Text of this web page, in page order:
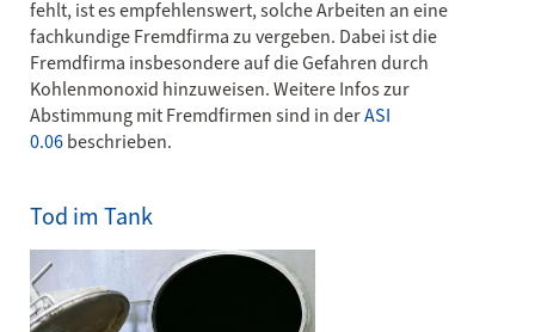
fehlt, ist es empfehlenswert, solche Arbeiten an eine
fachkundige Fremdfirma zu vergeben. Dabei ist die
Fremdfirma insbesondere auf die Gefahren durch
Kohlenmonoxid hinzuweisen. Weitere Infos zur
Abstimmung mit Fremdfirmen sind in derASI
0.06beschrieben.
Tod im Tank